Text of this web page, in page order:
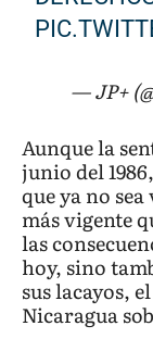
— JP+
Aunque la
junio del
que ya no
más vigente
las
hoy, sino
sus lacayos,
Nicaragua